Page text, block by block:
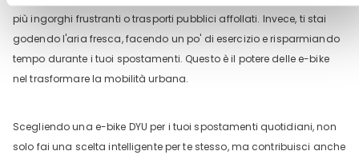
più ingorghi frustranti o trasporti pubblici affollati. Invece, ti stai
godendo l'aria fresca, facendo un po' di esercizio e risparmiando
tempo durante i tuoi spostamenti. Questo è il potere delle e-bike
nel trasformare la mobilità urbana.
Scegliendo una e-bike DYU per i tuoi spostamenti quotidiani, non
solo fai una scelta intelligente per te stesso, ma contribuisci anche